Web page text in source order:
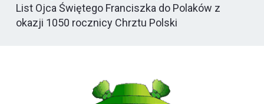
List Ojca Świętego Franciszka do Polaków z
okazji 1050 rocznicy Chrztu Polski